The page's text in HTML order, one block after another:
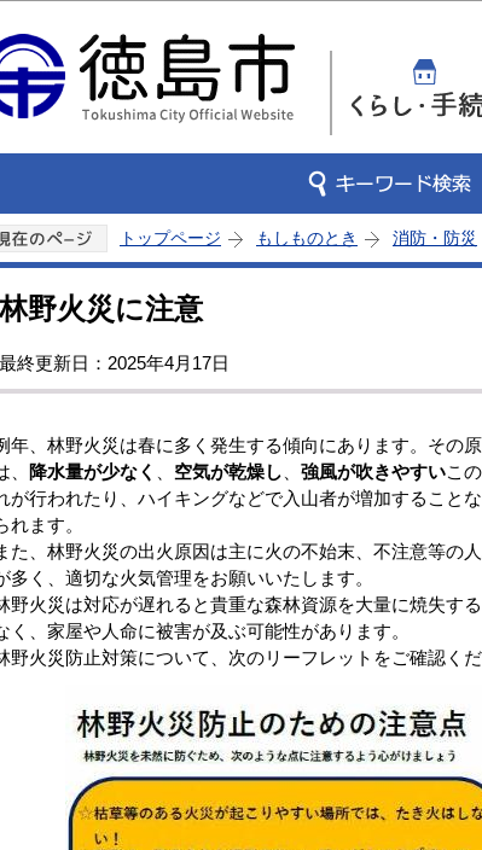
トップページ もしものとき 消防・防災
林野火災に注意
最終更新日：2025年4月17日
年、林野火災は春に多く発生する傾向にあります。その
、
降水量が少なく 空気が乾燥し 強風が吹きやすいこ
が行われたり、ハイキングなどで入山者が増加すること
れます。
た、林野火災の出火原因は主に火の不始末、不注意等の
多く、適切な火気管理をお願いいたします。
野火災は対応が遅れると貴重な森林資源を大量に焼失す
く、家屋や人命に被害が及ぶ可能性があります。
野火災防止対策について、次のリーフレットをご確認くだ